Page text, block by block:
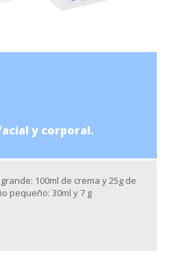
y corporal.
100ml de crema y 25g de
pequeño: 30ml y 7 g